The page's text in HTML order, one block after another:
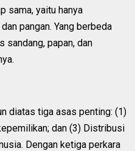
sama, yaitu hanya
pangan. Yang berbeda
sandang, papan, dan
diatas tiga asas penting: (1)
dan (3) Distribusi
Dengan ketiga perkara